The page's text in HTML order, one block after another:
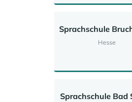
Sprachschule
Hesse
Sprachschule Bad